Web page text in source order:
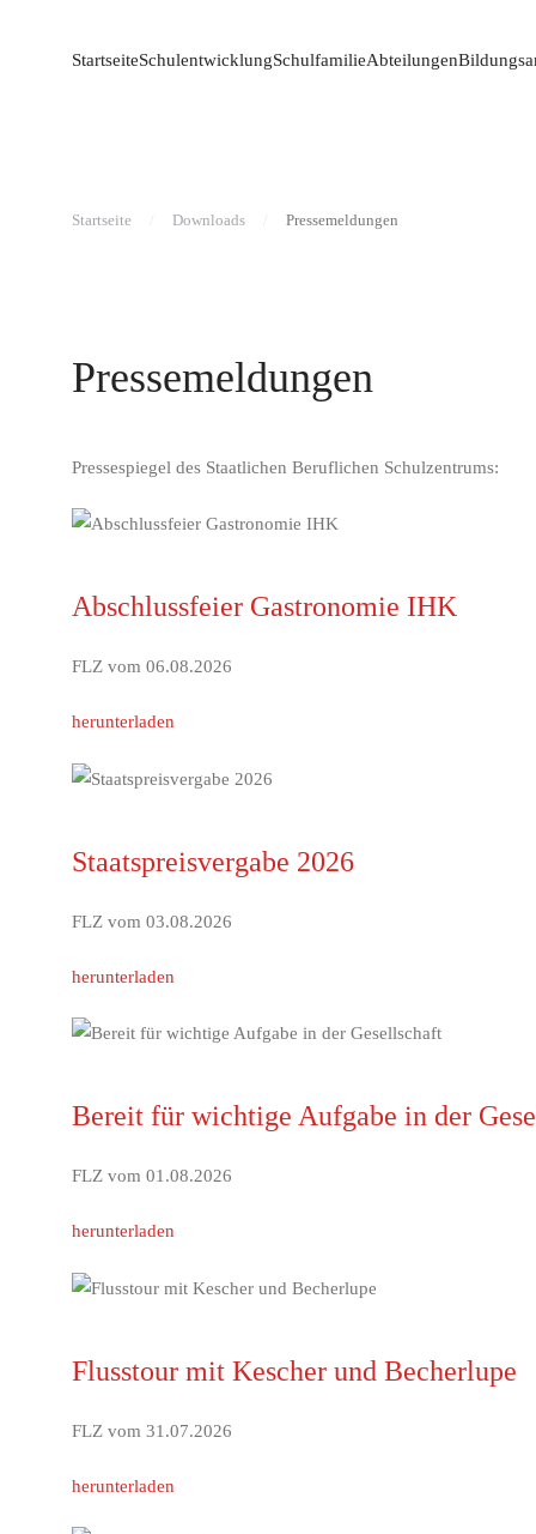
StartseiteSchulentwicklungSchulfamilieAbteilungen
Startseite Downloads Pressemeldungen
Pressemeldungen
Pressespiegel des Staatlichen Beruflichen Schulzentrums:
Abschlussfeier Gastronomie IHK
FLZ vom 06.08.2026
herunterladen
Staatspreisvergabe 2026
FLZ vom 03.08.2026
herunterladen
Bereit für wichtige Aufgabe in der
FLZ vom 01.08.2026
herunterladen
Flusstour mit Kescher und Becherlupe
FLZ vom 31.07.2026
herunterladen